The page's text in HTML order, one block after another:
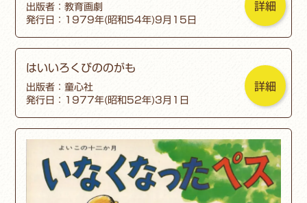
出版者：教育画劇
発行日：1979年(昭和54年)9月15日
詳細
はいいろくびののがも
出版者：童心社
発行日：1977年(昭和52年)3月1日
詳細